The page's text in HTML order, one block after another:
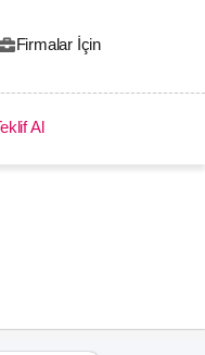
Firmalar İçin
Al